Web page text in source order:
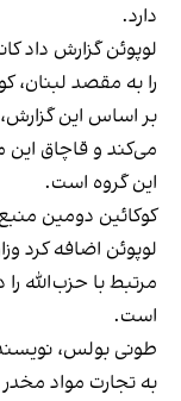
دارد.
لوپوئن گزارش داد
را به مقصد لبنان،
می‌کند و قاچاق این
این گروه است.
کوکائین دومین
لوپوئن اضافه کرد
مرتبط با حزب‌الله
است.
طونی بولس،
به تجارت مواد مخدر